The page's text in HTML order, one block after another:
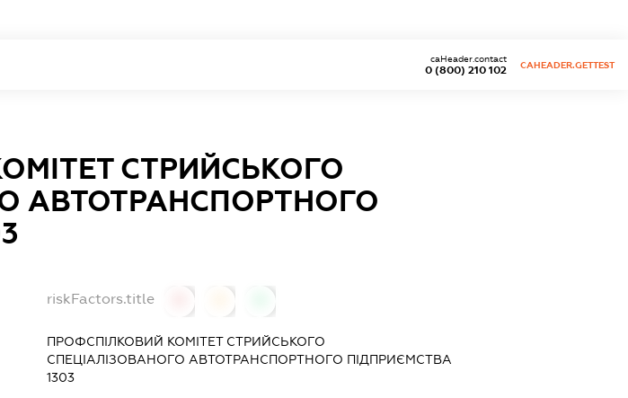
0 (800) 210 102
caHeader.contact
CAHEADER.GETTEST
СТРИЙСЬКОГО
АВТОТРАНСПОРТНОГО
riskFactors.title
ПРОФСПІЛКОВИЙ КОМІТЕТ СТРИЙСЬКОГО
СПЕЦІАЛІЗОВАНОГО АВТОТРАНСПОРТНОГО ПІДПРИЄМСТВА
1303